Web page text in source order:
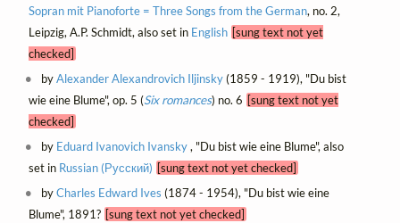
Sopran mit Pianoforte = Three Songs from the German, no. 2,
Leipzig, A.P. Schmidt, also set in English [sung text not yet
checked]
byAlexander Alexandrovich Iljinsky(1859 - 1919), "Du bist
wie eine Blume", op. 5 (Six romances) no. 6 [sung text not yet
checked]
by Eduard Ivanovich Ivansky, "Du bist wie eine Blume", also
set in Russian (Русский) [sung text not yet checked]
byCharles Edward Ives (1874 - 1954), "Du bist wie eine
Blume", 1891? [sung text not yet checked]